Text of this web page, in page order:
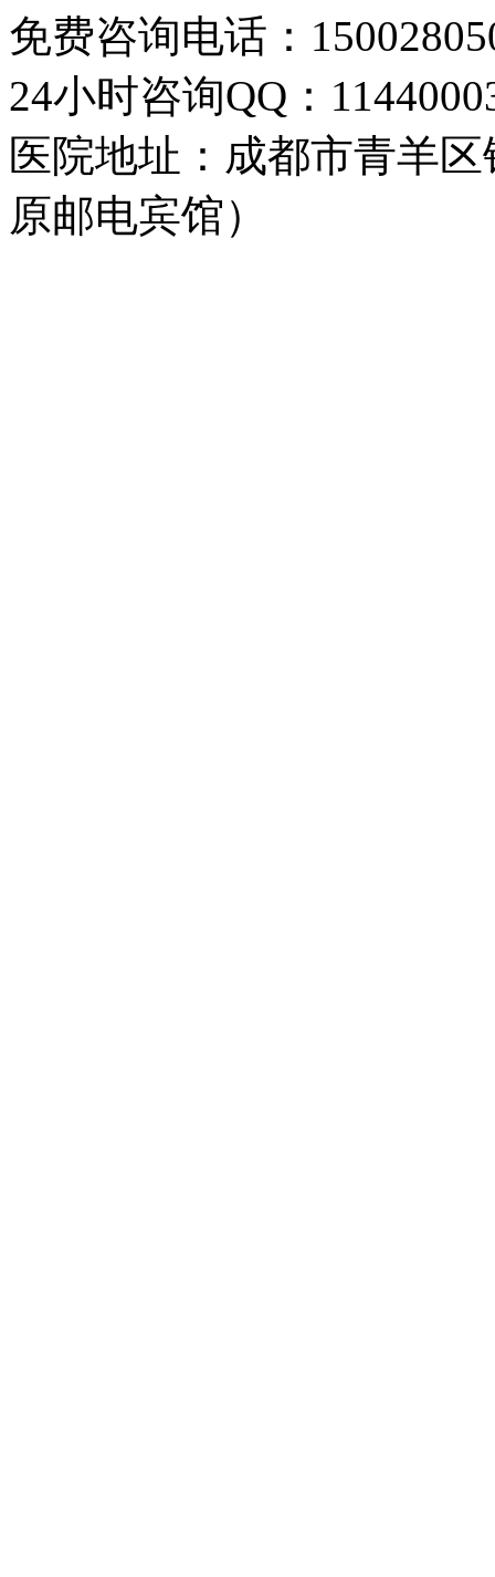
免费咨询电话：
24小时咨询QQ：
医院地址：成都市青羊
原邮电宾馆）